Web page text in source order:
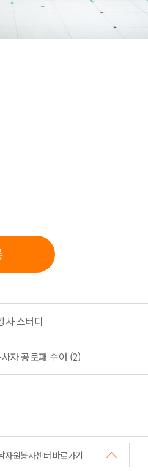
사 스터디
자 공로패 수여 (2)
자원봉사센터 바로가기